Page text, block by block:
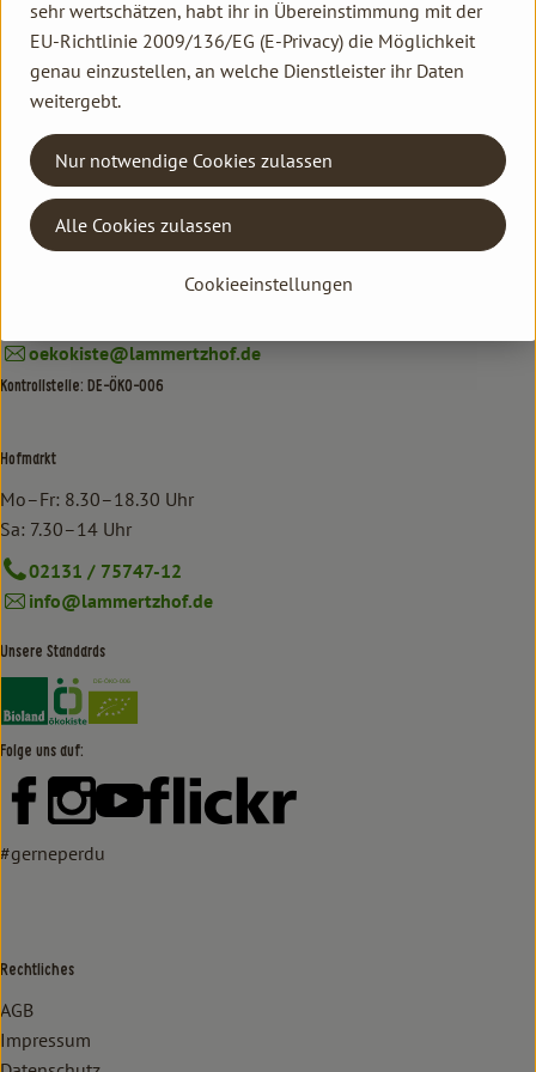
Kontakt allgemein
Familie Hannen GbR
Neu Lammertzhof, 41564 Kaarst
02131 / 75747-0
info@lammertzhof.de
Kontakt Ökokiste
Familie Hannen Gemüse Abo
Neu Lammertzhof, 41564 Kaarst
oekokiste@lammertzhof.de
Kontrollstelle: DE-ÖKO-006
Hofmarkt
Mo–Fr: 8.30–18.30 Uhr
Sa: 7.30–14 Uhr
02131 / 75747-12
info@lammertzhof.de
Unsere Standards
Externer Link zu https://www.bioland.de/verbraucher
Externer Link zu https://www.oekokiste.de/
Folge uns auf:
Externer Link zu https://www.facebook.com/lammertzhof/
Externer Link zu https://www.instagram.com/
Externer Link zu https://www.youtube.com/
Externer Link zu https://
#gerneperdu
Rechtliches
AGB
Impressum
sehr wertschätzen, habt ihr in Übereinstimmung mit der
EU-Richtlinie 2009/136/EG (E-Privacy) die Möglichkeit
genau einzustellen, an welche Dienstleister ihr Daten
weitergebt.
Cookieeinstellungen
Nur notwendige Cookies zulassen
Alle Cookies zulassen